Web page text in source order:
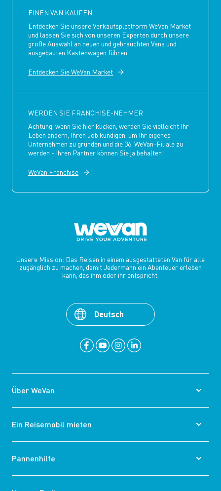
EINEN VAN KAUFEN
Entdecken Sie unsere Verkaufsplattform WeVan Market
und lassen Sie sich von unseren Experten durch unsere
große Auswahl an neuen und gebrauchten Vans und
ausgebauten Kastenwagen führen.
Entdecken Sie WeVan Market
WERDEN SIE FRANCHISE-NEHMER
Achtung, wenn Sie hier klicken, werden Sie vielleicht Ihr
Leben ändern, Ihren Job kündigen, um Ihr eigenes
Unternehmen zu gründen und die 36. WeVan-Filiale zu
werden - Ihren Partner können Sie ja behalten!
WeVan Franchise
Unsere Mission: Das Reisen in einem ausgestatteten Van für alle
zugänglich zu machen, damit Jedermann ein Abenteuer erleben
kann, das ihm oder ihr entspricht.
Über WeVan
Ein Reisemobil mieten
Pannenhilfe
Deutsch